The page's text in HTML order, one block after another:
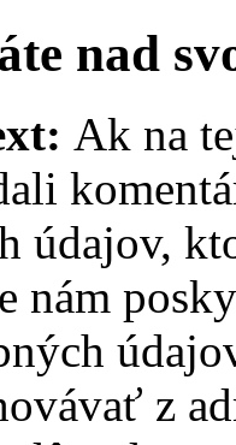
nad
Ak na
údajov,
nám
z